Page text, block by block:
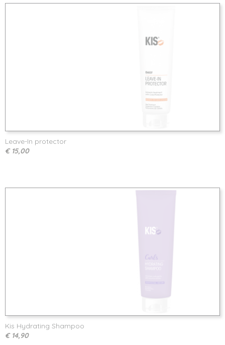
Leave-In protector
€ 15,00
Kis Hydrating Shampoo
€ 14,90